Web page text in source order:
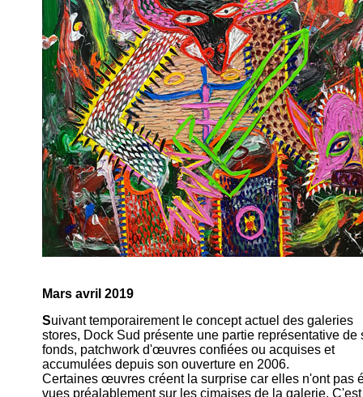
Mars avril 2019
Suivant temporairement le concept actuel des galeries
stores, Dock Sud présente une partie représentative de
fonds, patchwork d'œuvres confiées ou acquises et
accumulées depuis son ouverture en 2006.
Certaines œuvres créent la surprise car elles n'ont pas
vues préalablement sur les cimaises de la galerie. C'est